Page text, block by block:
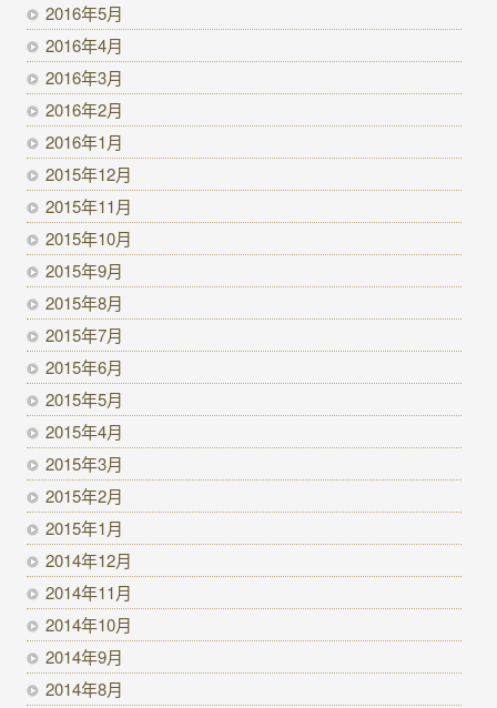
2016年5月
2016年4月
2016年3月
2016年2月
2016年1月
2015年12月
2015年11月
2015年10月
2015年9月
2015年8月
2015年7月
2015年6月
2015年5月
2015年4月
2015年3月
2015年2月
2015年1月
2014年12月
2014年11月
2014年10月
2014年9月
2014年8月